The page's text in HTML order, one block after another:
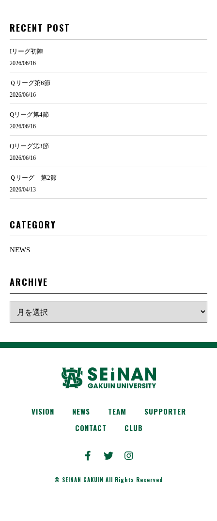
RECENT POST
Iリーグ初陣
2026/06/16
Ｑリーグ第6節
2026/06/16
Qリーグ第4節
2026/06/16
Qリーグ第3節
2026/06/16
Ｑリーグ 第2節
2026/04/13
CATEGORY
NEWS
ARCHIVE
VISION NEWS TEAM
SUPPORTER
CONTACT
CLUB
© SEINAN GAKUIN All Rights Reserved